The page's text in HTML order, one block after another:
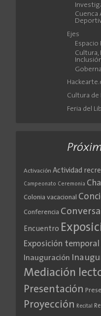
Cuenca
Ejes
Espacio
Cultura,
Cultura de
Feria del
Activación Actividad
Campeonato Ceremonia
Colonia vacacional
Conferencia
Encuentro
Exposición temporal
Inauguración
Mediación
Presentación
Proyección Recital